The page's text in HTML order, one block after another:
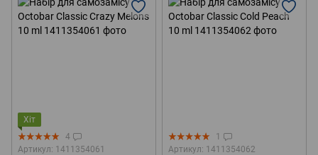
Хіт
4
Артикул: 1411354061
1
Артикул: 1411354062